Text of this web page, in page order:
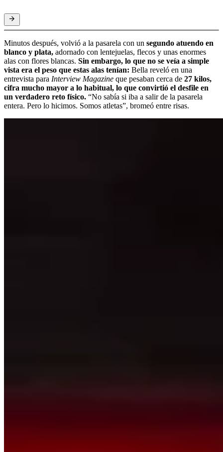
Minutos después, volvió a la pasarela con un segundo atuendo en
blanco y plata, adornado con lentejuelas, flecos y unas enormes
alas con flores blancas. Sin embargo, lo que no se veía a simple
vista era el peso que estas alas tenían: Bella reveló en una
entrevista para Interview Magazine que pesaban cerca de 27 kilos,
cifra mucho mayor a lo habitual, lo que convirtió el desfile en
un verdadero reto físico. “No sabía si iba a salir de la pasarela
entera. Pero lo hicimos. Somos atletas”, bromeó entre risas.​